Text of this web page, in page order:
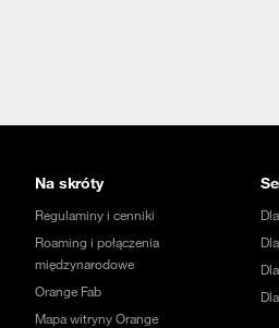
Na skróty
Regulaminy i cenniki
Roaming i połączenia
międzynarodowe
Orange Fab
Mapa witryny Orange